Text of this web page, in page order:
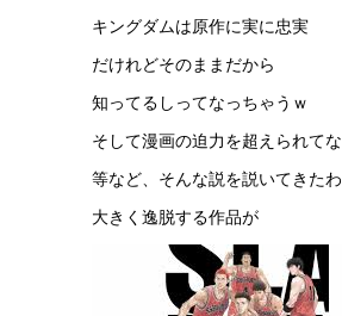
キングダムは原作に実に忠実
だけれどそのままだから
知ってるしってなっちゃうｗ
そして漫画の迫力を超えられて
等など、そんな説を説いてきた
大きく逸脱する作品が